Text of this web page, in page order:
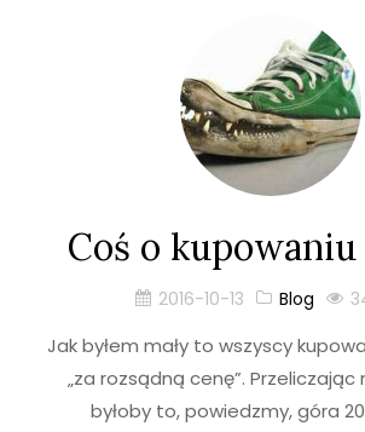
Coś o
2016-10-13 Blog
Jak byłem mały to wszyscy
„za rozsądną cenę”. Przeliczając
byłoby to, powiedzmy, góra